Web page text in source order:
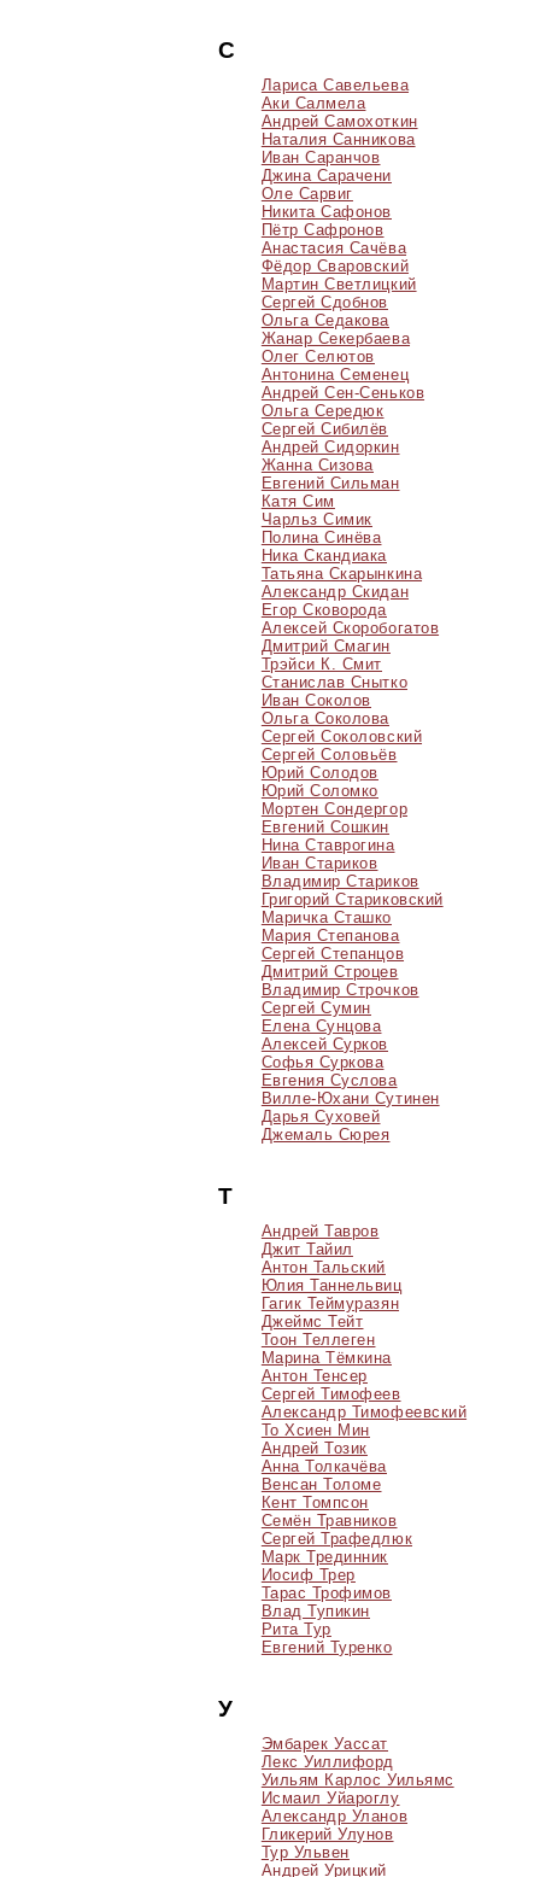
С
Лариса Савельева
Аки Салмела
Андрей Самохоткин
Наталия Санникова
Иван Саранчов
Джина Сарачени
Оле Сарвиг
Никита Сафонов
Пётр Сафронов
Анастасия Сачёва
Фёдор Сваровский
Мартин Светлицкий
Сергей Сдобнов
Ольга Седакова
Жанар Секербаева
Олег Селютов
Антонина Семенец
Андрей Сен-Сеньков
Ольга Середюк
Сергей Сибилёв
Андрей Сидоркин
Жанна Сизова
Евгений Сильман
Катя Сим
Чарльз Симик
Полина Синёва
Ника Скандиака
Татьяна Скарынкина
Александр Скидан
Егор Сковорода
Алексей Скоробогатов
Дмитрий Смагин
Трэйси К. Смит
Станислав Снытко
Иван Соколов
Ольга Соколова
Сергей Соколовский
Сергей Соловьёв
Юрий Солодов
Юрий Соломко
Мортен Сондергор
Евгений Сошкин
Нина Ставрогина
Иван Стариков
Владимир Стариков
Григорий Стариковский
Маричка Сташко
Мария Степанова
Сергей Степанцов
Дмитрий Строцев
Владимир Строчков
Сергей Сумин
Елена Сунцова
Алексей Сурков
Софья Суркова
Евгения Суслова
Вилле-Юхани Сутинен
Дарья Суховей
Джемаль Сюрея
Т
Андрей Тавров
Джит Тайил
Антон Тальский
Юлия Таннельвиц
Гагик Теймуразян
Джеймс Тейт
Тоон Теллеген
Марина Тёмкина
Антон Тенсер
Сергей Тимофеев
Александр Тимофеевский
То Хсиен Мин
Андрей Тозик
Анна Толкачёва
Венсан Толоме
Кент Томпсон
Семён Травников
Сергей Трафедлюк
Марк Трединник
Иосиф Трер
Тарас Трофимов
Влад Тупикин
Рита Тур
Евгений Туренко
У
Эмбарек Уассат
Лекс Уиллифорд
Уильям Карлос Уильямс
Исмаил Уйароглу
Александр Уланов
Гликерий Улунов
Тур Ульвен
Андрей Урицкий